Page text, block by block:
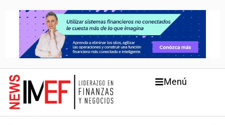
Menú